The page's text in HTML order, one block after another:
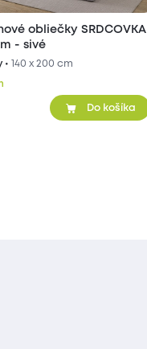
obliečky SRDCOVKA
- sivé
• 140 x 200 cm
Do košíka